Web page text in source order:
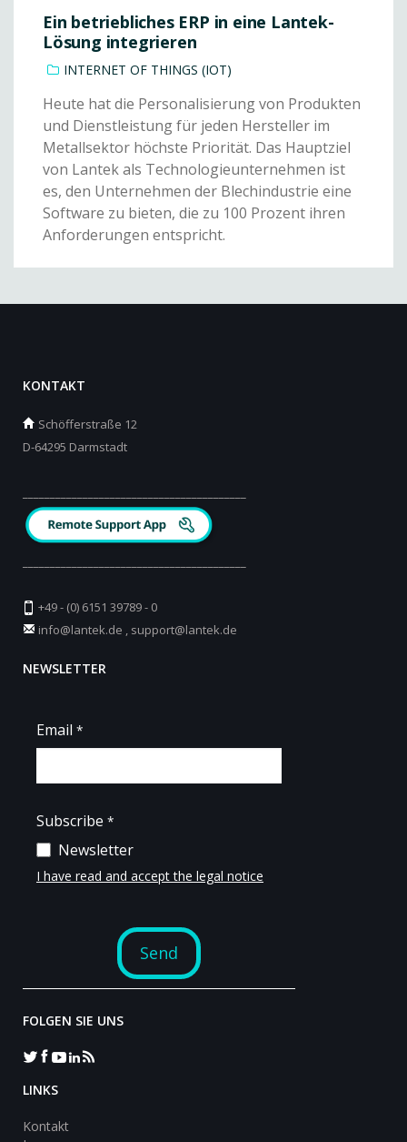
Ein betriebliches ERP in eine Lantek-
Lösung integrieren
INTERNET OF THINGS (IOT)
Heute hat die Personalisierung von Produkten
und Dienstleistung für jeden Hersteller im
Metallsektor höchste Priorität. Das Hauptziel
von Lantek als Technologieunternehmen ist
es, den Unternehmen der Blechindustrie eine
Software zu bieten, die zu 100 Prozent ihren
Anforderungen entspricht.
KONTAKT
Schöfferstraße 12
D-64295 Darmstadt
+49 - (0) 6151 39789 - 0
info@lantek.de , support@lantek.de
NEWSLETTER
FOLGEN SIE UNS
LINKS
Kontakt